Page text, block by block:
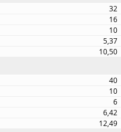
32
16
10
5,37
10,50
40
10
6
6,42
12,49